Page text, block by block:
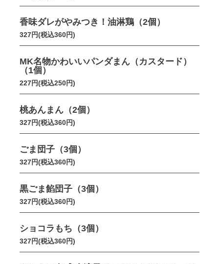
香味ダレがやみつき！油淋鶏（2個）
327円(税込360円)
MK名物かわいいパンダまん（カスタード）
（1個）
227円(税込250円)
桃あんまん（2個）
327円(税込360円)
ごま団子（3個）
327円(税込360円)
黒ごま餡団子（3個）
327円(税込360円)
ショコラもち（3個）
327円(税込360円)